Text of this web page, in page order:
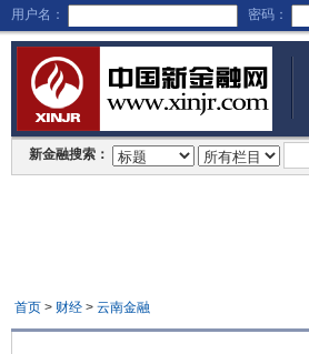
用户名： 密码：
新金融搜索：
首页> 财经> 云南金融